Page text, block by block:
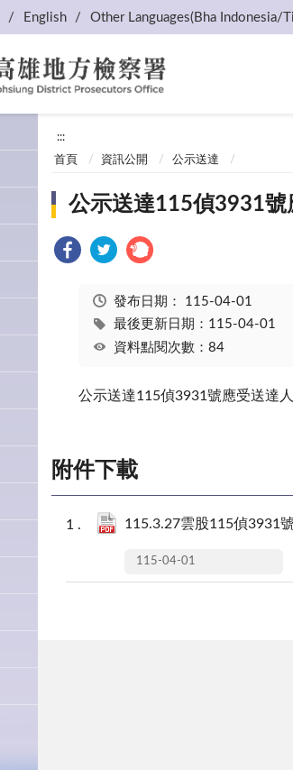
English Other Languages(Bha
:::
首頁 資訊公開 公示送達
公示送達115偵3931
發布日期： 115-04-01
最後更新日期：115-04-01
資料點閱次數：84
公示送達115偵3931號應受送達
附件下載
115.3.27雲股115偵3931
115-04-01